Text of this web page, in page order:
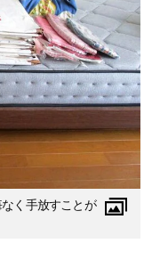
く手放すことが